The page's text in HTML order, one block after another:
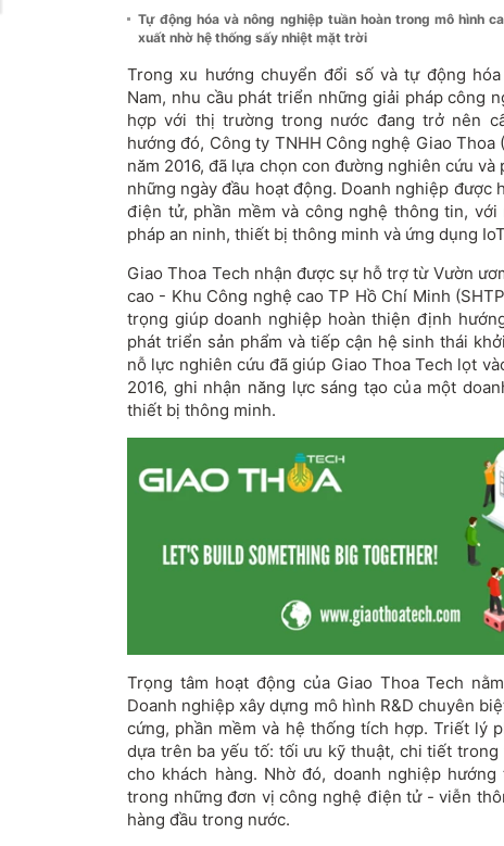
Tự động hóa và nông nghiệp tuần hoàn trong mô hình
xuất nhờ hệ thống sấy nhiệt mặt trời
Trong xu hướng chuyển đổi số và tự động
Nam, nhu cầu phát triển những giải pháp công
hợp với thị trường trong nước đang trở nên
hướng đó, Công ty TNHH Công nghệ Giao Thoa
năm 2016, đã lựa chọn con đường nghiên cứu
những ngày đầu hoạt động. Doanh nghiệp được
điện tử, phần mềm và công nghệ thông tin,
pháp an ninh, thiết bị thông minh và ứng dụng
Giao Thoa Tech nhận được sự hỗ trợ từ Vườn
cao - Khu Công nghệ cao TP Hồ Chí Minh
trọng giúp doanh nghiệp hoàn thiện định
phát triển sản phẩm và tiếp cận hệ sinh thái
nỗ lực nghiên cứu đã giúp Giao Thoa Tech lọt
2016, ghi nhận năng lực sáng tạo của một
thiết bị thông minh.
Trọng tâm hoạt động của Giao Thoa Tech
Doanh nghiệp xây dựng mô hình R&D chuyên
cứng, phần mềm và hệ thống tích hợp. Triết lý
dựa trên ba yếu tố: tối ưu kỹ thuật, chi tiết
cho khách hàng. Nhờ đó, doanh nghiệp
trong những đơn vị công nghệ điện tử - viễn
hàng đầu trong nước.